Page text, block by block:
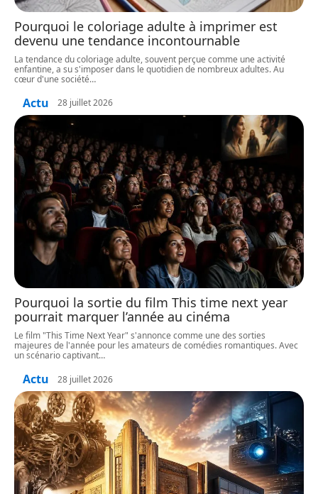
Pourquoi le coloriage adulte à imprimer est
devenu une tendance incontournable
La tendance du coloriage adulte, souvent perçue comme une activité
enfantine, a su s'imposer dans le quotidien de nombreux adultes. Au
cœur d'une société…
Actu 28 juillet 2026
Pourquoi la sortie du film This time next year
pourrait marquer l’année au cinéma
Le film "This Time Next Year" s'annonce comme une des sorties
majeures de l'année pour les amateurs de comédies romantiques. Avec
un scénario captivant…
Actu 28 juillet 2026